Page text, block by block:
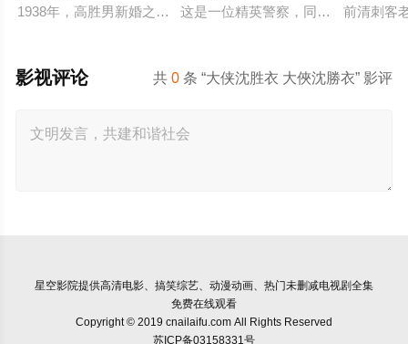
1938年，高胜男新婚之日，丈夫被日军残害，父辈亦遭屠戮。
这是一位精英警察，同时也是精灵猎
前清刺客
共0 条 “大侠沈胜衣 大俠沈勝衣” 影评
影视评论
星空影院提供高清电影、搞笑综艺、动漫动画、热门未删减电视剧全集
免费在线观看
Copyright © 2019 cnailaifu.com All Rights Reserved
苏ICP备03158331号